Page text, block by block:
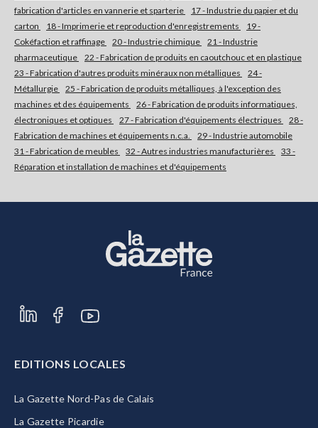
fabrication d'articles en vannerie et sparterie
17 - Industrie du papier et du
carton
18 - Imprimerie et reproduction d'enregistrements
19 -
Cokéfaction et raffinage
20 - Industrie chimique
21 - Industrie
pharmaceutique
22 - Fabrication de produits en caoutchouc et en plastique
23 - Fabrication d'autres produits minéraux non métalliques
24 -
Métallurgie
25 - Fabrication de produits métalliques, à l'exception des
machines et des équipements
26 - Fabrication de produits informatiques,
électroniques et optiques
27 - Fabrication d'équipements électriques
28 -
Fabrication de machines et équipements n.c.a.
29 - Industrie automobile
31 - Fabrication de meubles
32 - Autres industries manufacturières
33 -
Réparation et installation de machines et d'équipements
EDITIONS LOCALES
La Gazette Nord-Pas de Calais
La Gazette Picardie